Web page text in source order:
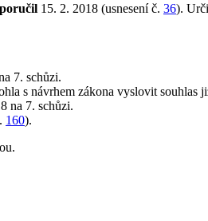
15. 2. 2018 (usnesení č. 36).
7. schůzi.
s návrhem zákona vyslovit souhlas
na 7. schůzi.
160).